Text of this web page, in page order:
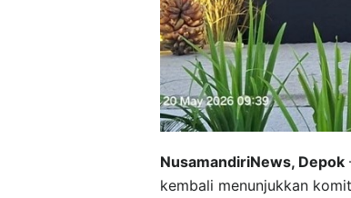
NusamandiriNews, Depok
kembali menunjukkan